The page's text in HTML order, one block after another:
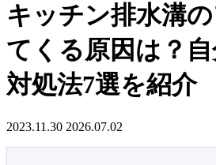
キッチン排水溝
てくる原因は？
対処法7選を紹介
2023.11.30 2026.07.02